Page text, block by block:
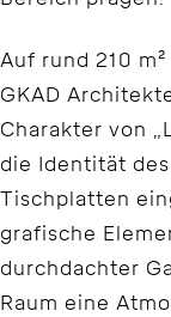
Auf rund 210
GKAD
Charakter von
die Identität
Tischplatten
grafische
durchdachter
Raum eine